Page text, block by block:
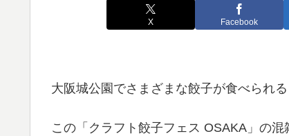
X Facebook
大阪城公園でさまざまな餃子が食べられる
この「クラフト餃子フェス OSAKA」の混